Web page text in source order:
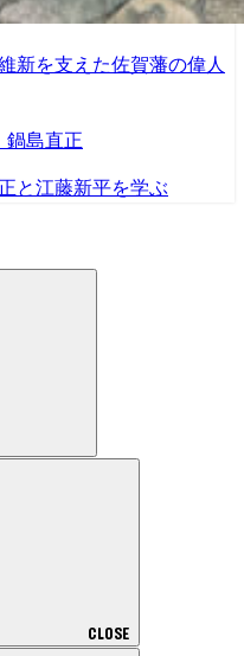
新を支えた佐賀藩の偉人
と江藤新平を学ぶ
CLOSE